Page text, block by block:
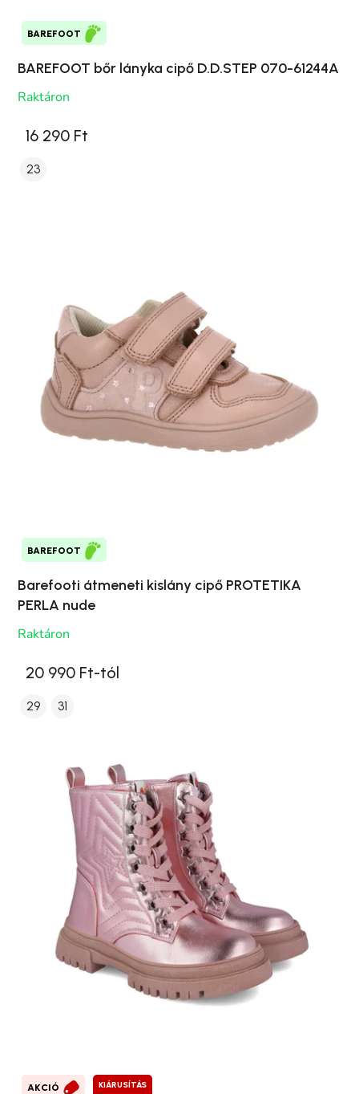
BAREFOOT
BAREFOOT bőr lányka cipő D.D.STEP 070-61244A
Raktáron
16 290 Ft
23
BAREFOOT
Barefooti átmeneti kislány cipő PROTETIKA
PERLA nude
Raktáron
20 990 Ft-tól
29 31
AKCIÓ KIÁRUSÍTÁS